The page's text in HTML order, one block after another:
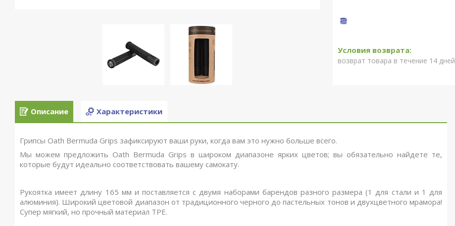
возврат товара в течение 14 дней
Описание Характеристики
Грипсы Oath Bermuda Grips зафиксируют ваши руки, когда вам это нужно больше всего.
Мы можем предложить Oath Bermuda Grips в широком диапазоне ярких цветов; вы обязательно найдете те,
которые будут идеально соответствовать вашему самокату.
Рукоятка имеет длину 165 мм и поставляется с двумя наборами барендов разного размера (1 для стали и 1 для
алюминия). Широкий цветовой диапазон от традиционного черного до пастельных тонов и двухцветного мрамора!
Супер мягкий, но прочный материал TPE.